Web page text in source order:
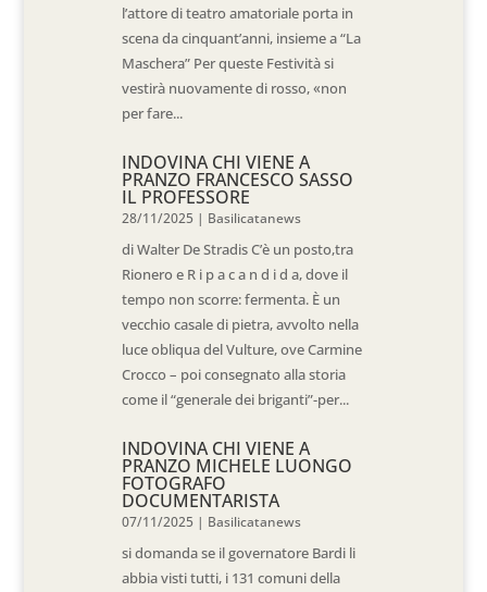
l’attore di teatro amatoriale porta in
scena da cinquant’anni, insieme a “La
Maschera” Per queste Festività si
vestirà nuovamente di rosso, «non
per fare...
INDOVINA CHI VIENE A
PRANZO FRANCESCO SASSO
IL PROFESSORE
28/11/2025 | Basilicatanews
di Walter De Stradis C’è un posto,tra
Rionero e R i p a c a n d i d a, dove il
tempo non scorre: fermenta. È un
vecchio casale di pietra, avvolto nella
luce obliqua del Vulture, ove Carmine
Crocco – poi consegnato alla storia
come il “generale dei briganti”-per...
INDOVINA CHI VIENE A
PRANZO MICHELE LUONGO
FOTOGRAFO
DOCUMENTARISTA
07/11/2025 | Basilicatanews
si domanda se il governatore Bardi li
abbia visti tutti, i 131 comuni della